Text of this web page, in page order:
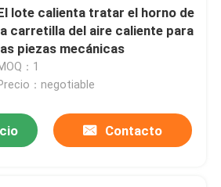
lote calienta tratar el horno de
carretilla del aire caliente para
piezas mecánicas
：1
：negotiable
Contacto